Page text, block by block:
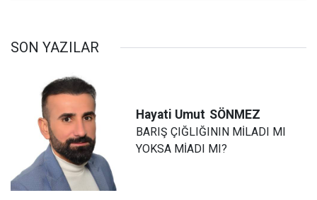
SON YAZILAR
Hayati Umut SÖNMEZ
BARIŞ ÇIĞLIĞININ MİLADI MI
YOKSA MİADI MI?